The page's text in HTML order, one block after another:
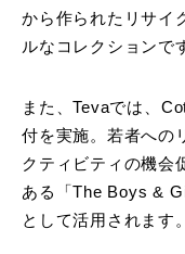
から作られたリサイ
ルなコレクションで
また、Tevaでは、
付を実施。若者への
クティビティの機会
ある「The Boys &
として活用されます。